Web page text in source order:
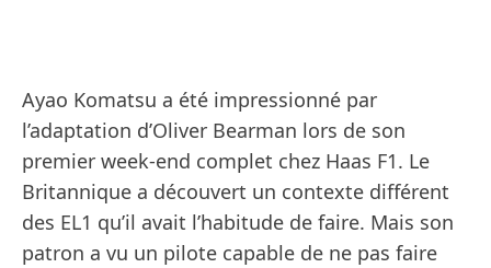
Ayao Komatsu a été impressionné par
l’adaptation d’Oliver Bearman lors de son
premier week-end complet chez Haas F1. Le
Britannique a découvert un contexte différent
des EL1 qu’il avait l’habitude de faire. Mais son
patron a vu un pilote capable de ne pas faire